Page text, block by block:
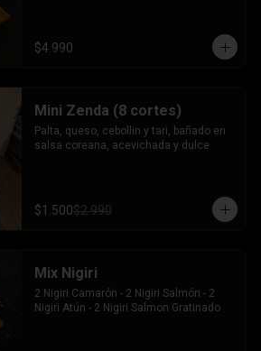
$4.990
Mini Zenda (8 cortes)
Palta, queso, cebollin y tari, bañado en
salsa coreana, acevichada y dulce
$1.500$2.990
Mix Nigiri
2 Nigiri Camarón - 2 Nigiri Salmón - 2
Nigiri Atún - 2 Nigiri Salmon Gratinado